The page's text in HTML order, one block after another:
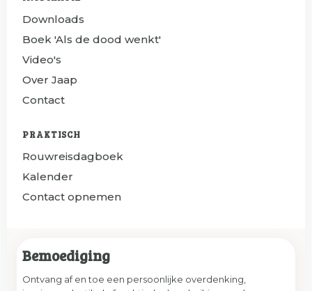
Downloads
Boek 'Als de dood wenkt'
Video's
Over Jaap
Contact
PRAKTISCH
Rouwreisdagboek
Kalender
Contact opnemen
Bemoediging
Ontvang af en toe een persoonlijke overdenking,